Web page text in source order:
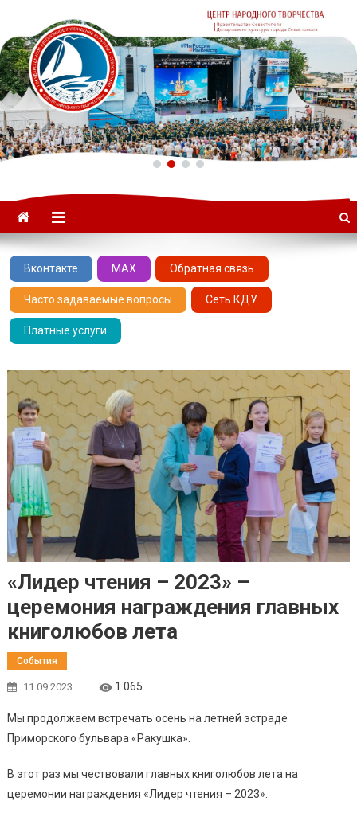
ГАУК «ЦНТ» –
Севастопольский Центр
народного творчества
Вконтакте MAX Обратная связь
Часто задаваемые вопросы Сеть КДУ
Платные услуги
«Лидер чтения – 2023» –
церемония награждения главных
книголюбов лета
События
11.09.2023 1 065
Мы продолжаем встречать осень на летней эстраде
Приморского бульвара «Ракушка».
В этот раз мы чествовали главных книголюбов лета на
церемонии награждения «Лидер чтения – 2023».